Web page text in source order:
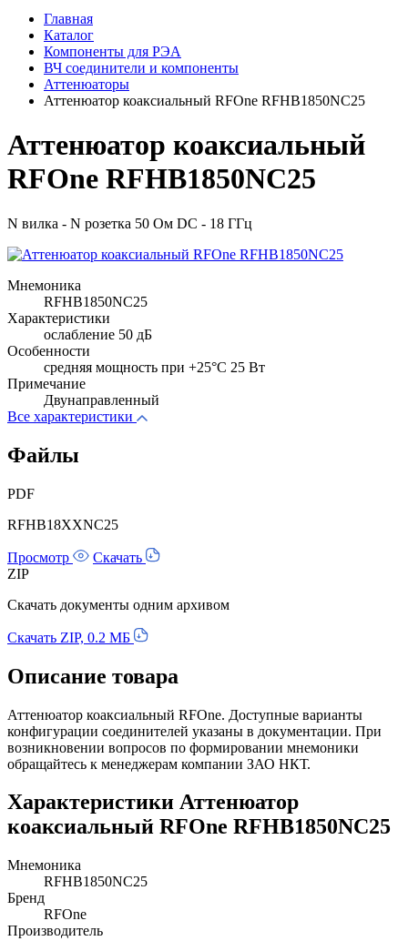
Главная
Каталог
Компоненты для РЭА
ВЧ соединители и компоненты
Аттенюаторы
Аттенюатор коаксиальный RFOne RFHB1850NC25
Аттенюатор коаксиальный
RFOne RFHB1850NC25
N вилка - N розетка 50 Ом DC - 18 ГГц
Мнемоника
RFHB1850NC25
Характеристики
ослабление 50 дБ
Особенности
cредняя мощность при +25°C 25 Вт
Примечание
Двунаправленный
Все характеристики
Файлы
PDF
RFHB18XXNC25
Просмотр
Скачать
ZIP
Скачать документы одним архивом
Скачать ZIP, 0.2 МБ
Описание товара
Аттенюатор коаксиальный RFOne. Доступные варианты
конфигурации соединителей указаны в документации. При
возникновении вопросов по формировании мнемоники
обращайтесь к менеджерам компании ЗАО НКТ.
Характеристики Аттенюатор
коаксиальный RFOne RFHB1850NC25
Мнемоника
RFHB1850NC25
Бренд
RFOne
Производитель